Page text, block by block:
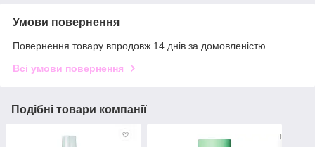
Умови повернення
Повернення товару впродовж 14 днів за домовленістю
Всі умови повернення
Подібні товари компанії